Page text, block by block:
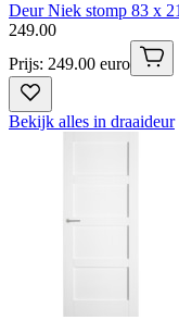
Deur Niek stomp 83 x
249.00
Prijs: 249.00 euro
Bekijk alles in draaideur